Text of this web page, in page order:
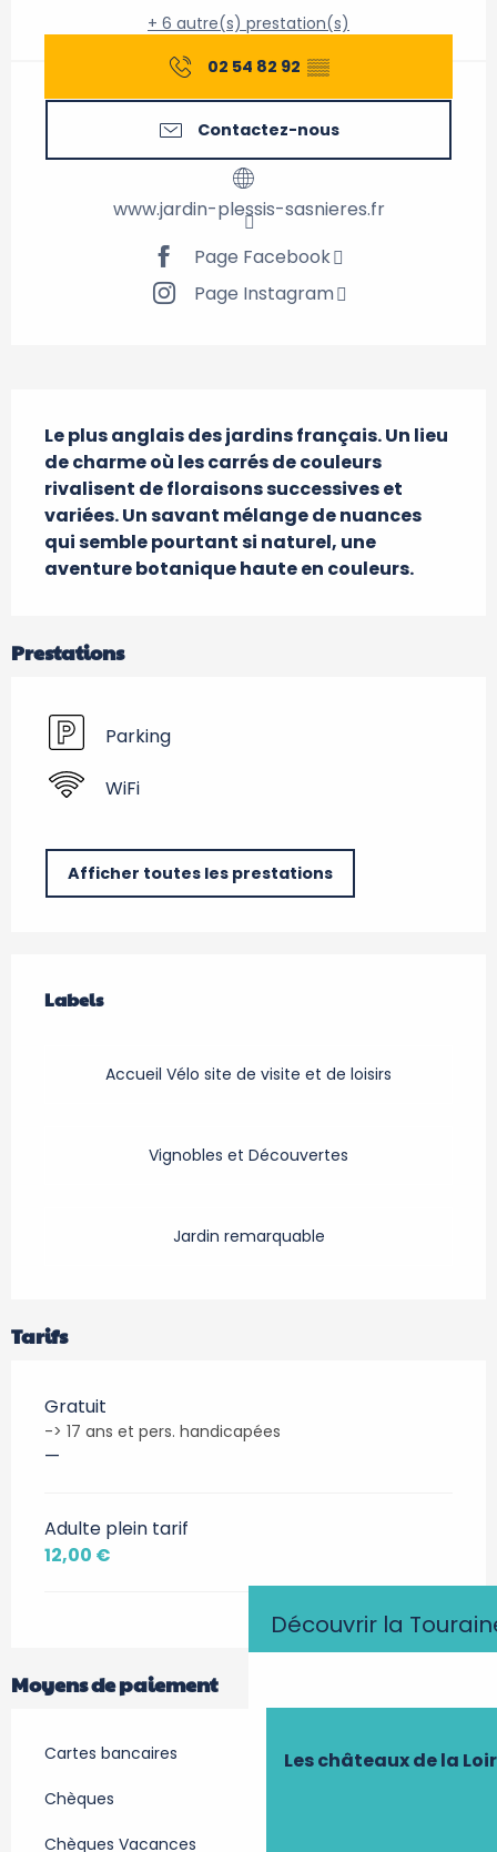
Découvrir la
Les châteaux de la
+ 6 autre(s) prestation(s)
02 54 82 92 ▒▒
Contactez-nous
www.jardin-plessis-sasnieres.fr
Page Facebook
Page Instagram
Le plus anglais des jardins français. Un lieu
de charme où les carrés de couleurs
rivalisent de floraisons successives et
variées. Un savant mélange de nuances
qui semble pourtant si naturel, une
aventure botanique haute en couleurs.
Prestations
Parking
WiFi
Afficher toutes les prestations
Labels
Labels
Accueil Vélo site de visite et de loisirs
Vignobles et Découvertes
Jardin remarquable
Tarifs
Gratuit
-> 17 ans et pers. handicapées
—
Adulte plein tarif
12,00 €
Moyens de paiement
Cartes bancaires
Chèques
Chèques Vacances